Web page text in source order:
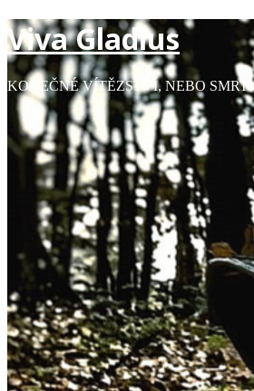
Viva Gladius
KONEČNÉ VÍTĚZSTVÍ, NEBO SMRT!